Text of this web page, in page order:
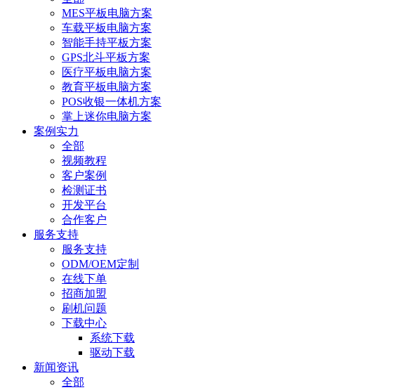
MES平板电脑方案
车载平板电脑方案
智能手持平板方案
GPS北斗平板方案
医疗平板电脑方案
教育平板电脑方案
POS收银一体机方案
掌上迷你电脑方案
案例实力
全部
视频教程
客户案例
检测证书
开发平台
合作客户
服务支持
服务支持
ODM/OEM定制
在线下单
招商加盟
刷机问题
下载中心
系统下载
驱动下载
新闻资讯
全部